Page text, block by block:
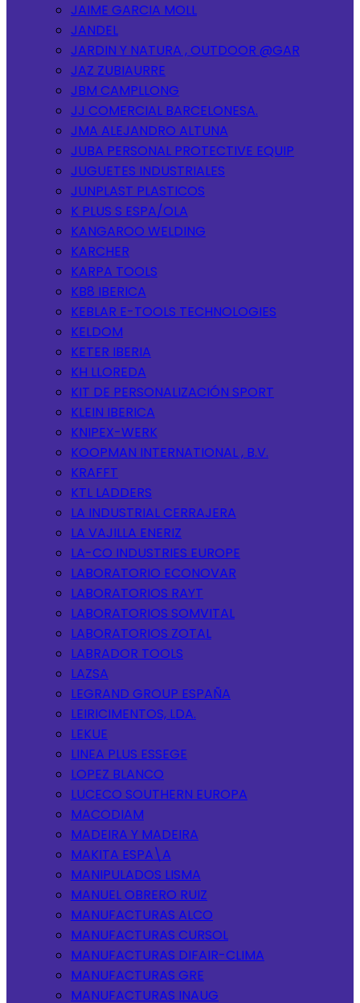
JAIME GARCIA MOLL
JANDEL
JARDIN Y NATURA , OUTDOOR @GAR
JAZ ZUBIAURRE
JBM CAMPLLONG
JJ COMERCIAL BARCELONESA.
JMA ALEJANDRO ALTUNA
JUBA PERSONAL PROTECTIVE EQUIP
JUGUETES INDUSTRIALES
JUNPLAST PLASTICOS
K PLUS S ESPA/OLA
KANGAROO WELDING
KARCHER
KARPA TOOLS
KB8 IBERICA
KEBLAR E-TOOLS TECHNOLOGIES
KELDOM
KETER IBERIA
KH LLOREDA
KIT DE PERSONALIZACIÓN SPORT
KLEIN IBERICA
KNIPEX-WERK
KOOPMAN INTERNATIONAL , B.V.
KRAFFT
KTL LADDERS
LA INDUSTRIAL CERRAJERA
LA VAJILLA ENERIZ
LA-CO INDUSTRIES EUROPE
LABORATORIO ECONOVAR
LABORATORIOS RAYT
LABORATORIOS SOMVITAL
LABORATORIOS ZOTAL
LABRADOR TOOLS
LAZSA
LEGRAND GROUP ESPAÑA
LEIRICIMENTOS, LDA.
LEKUE
LINEA PLUS ESSEGE
LOPEZ BLANCO
LUCECO SOUTHERN EUROPA
MACODIAM
MADEIRA Y MADEIRA
MAKITA ESPA\A
MANIPULADOS LISMA
MANUEL OBRERO RUIZ
MANUFACTURAS ALCO
MANUFACTURAS CURSOL
MANUFACTURAS DIFAIR-CLIMA
MANUFACTURAS GRE
MANUFACTURAS INAUG